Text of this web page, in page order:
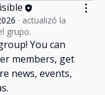
· actualizó la
grupo.
You can
members, get
news, events,